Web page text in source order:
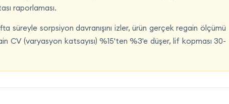
raporlaması.
süreyle sorpsiyon davranışını izler, ürün gerçek regain ölçümü
CV (varyasyon katsayısı) %15'ten %3'e düşer, lif kopması 30-